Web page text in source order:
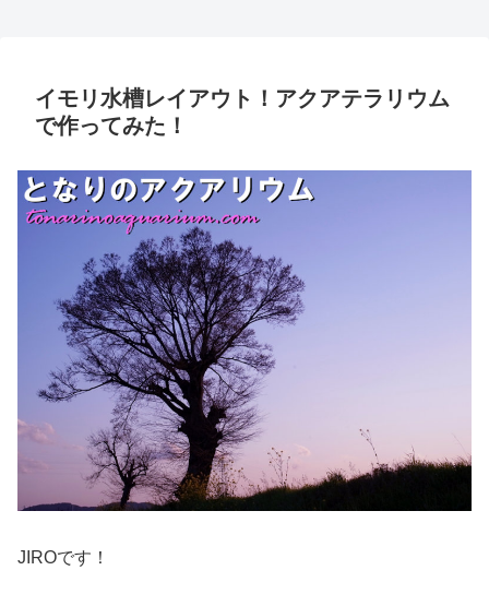
イモリ水槽レイアウト！アクアテラリウム
で作ってみた！
JIROです！